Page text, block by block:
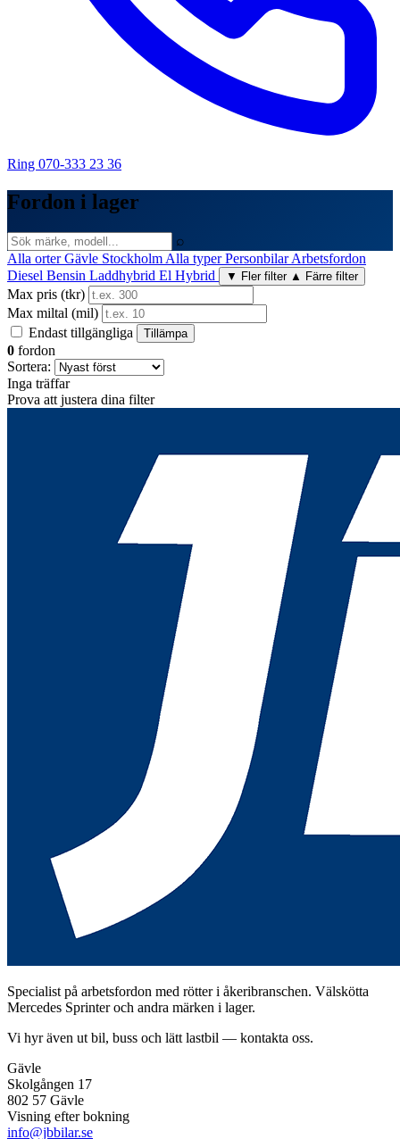
Ring 070-333 23 36
Fordon i lager
⌕
Alla orterGävle Stockholm Alla typerPersonbilarArbetsfordon
Diesel Bensin Laddhybrid El Hybrid ▼ Fler filter ▲ Färre filter
Max pris (tkr)
Max miltal (mil)
Endast tillgängliga
Tillämpa
0 fordon
Sortera:
Inga träffar
Prova att justera dina filter
Specialist på arbetsfordon med rötter i åkeribranschen. Välskötta
Mercedes Sprinter och andra märken i lager.
Vi hyr även ut bil, buss och lätt lastbil — kontakta oss.
Gävle
Skolgången 17
802 57 Gävle
Visning efter bokning
info@jbbilar.se